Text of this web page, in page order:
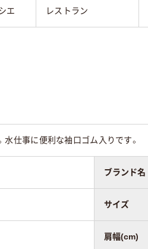
エ レストラン
仕事に便利な袖口ゴム入りです。
ブランド名
サイズ
肩幅(cm)